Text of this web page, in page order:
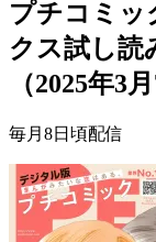
プチコミ
クス試し読
（2025年3
毎月8日頃配信